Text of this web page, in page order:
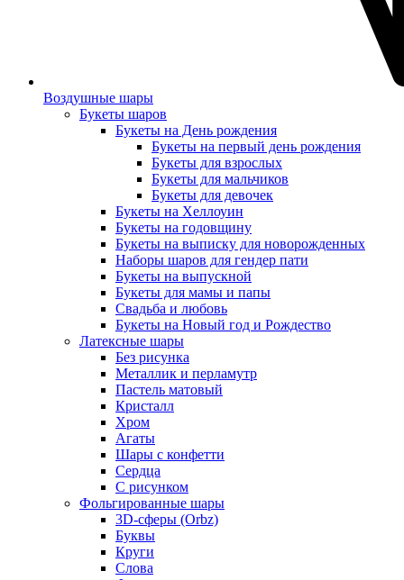
Воздушные шары
Букеты шаров
Букеты на День рождения
Букеты на первый день рождения
Букеты для взрослых
Букеты для мальчиков
Букеты для девочек
Букеты на Хеллоуин
Букеты на годовщину
Букеты на выписку для новорожденных
Наборы шаров для гендер пати
Букеты на выпускной
Букеты для мамы и папы
Свадьба и любовь
Букеты на Новый год и Рождество
Латексные шары
Без рисунка
Металлик и перламутр
Пастель матовый
Кристалл
Хром
Агаты
Шары с конфетти
Сердца
С рисунком
Фольгированные шары
3D-сферы (Orbz)
Буквы
Круги
Слова